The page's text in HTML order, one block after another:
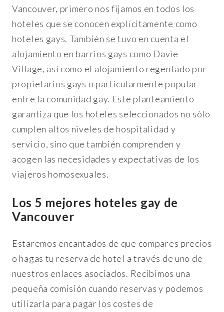
Vancouver, primero nos fijamos en todos los
hoteles que se conocen explícitamente como
hoteles gays. También se tuvo en cuenta el
alojamiento en barrios gays como Davie
Village, así como el alojamiento regentado por
propietarios gays o particularmente popular
entre la comunidad gay. Este planteamiento
garantiza que los hoteles seleccionados no sólo
cumplen altos niveles de hospitalidad y
servicio, sino que también comprenden y
acogen las necesidades y expectativas de los
viajeros homosexuales.
Los 5 mejores hoteles gay de
Vancouver
Estaremos encantados de que compares precios
o hagas tu reserva de hotel a través de uno de
nuestros enlaces asociados. Recibimos una
pequeña comisión cuando reservas y podemos
utilizarla para pagar los costes de